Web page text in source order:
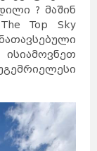
? მაშინ
Top Sky